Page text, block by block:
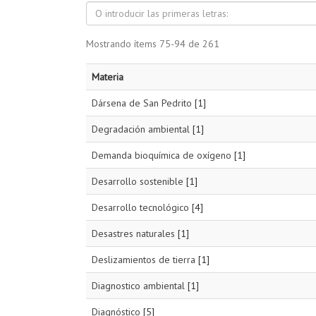
Mostrando ítems 75-94 de 261
Materia
Dársena de San Pedrito [1]
Degradación ambiental [1]
Demanda bioquímica de oxígeno [1]
Desarrollo sostenible [1]
Desarrollo tecnológico [4]
Desastres naturales [1]
Deslizamientos de tierra [1]
Diagnostico ambiental [1]
Diagnóstico [5]